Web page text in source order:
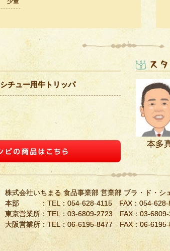
シチュー用牛トリッパ
本多
株式会社いちまる 食品事業部 営業部 ブラ・ド・シ
本部 ：TEL： 054-628-4115 FAX：054-628-
東京営業所：TEL： 03-6809-2723FAX：03-6809-
大阪営業所：TEL：06-6195-8477 FAX：06-6195-